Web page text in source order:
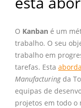
O Kanban é um
trabalho. O seu
trabalho em
tarefas. Esta
Manufacturingda
equipas de
projetos em todo o